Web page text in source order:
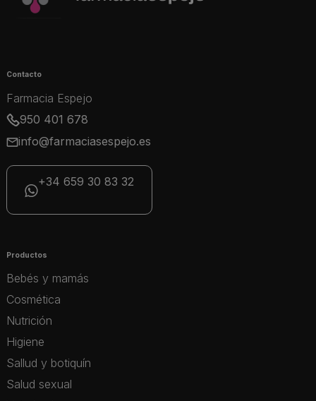
Contacto
Farmacia Espejo
950 401 678
info@farmaciasespejo.es
+34 659 30 83 32
Productos
Bebés y mamás
Cosmética
Nutrición
Higiene
Sallud y botiquín
Salud sexual